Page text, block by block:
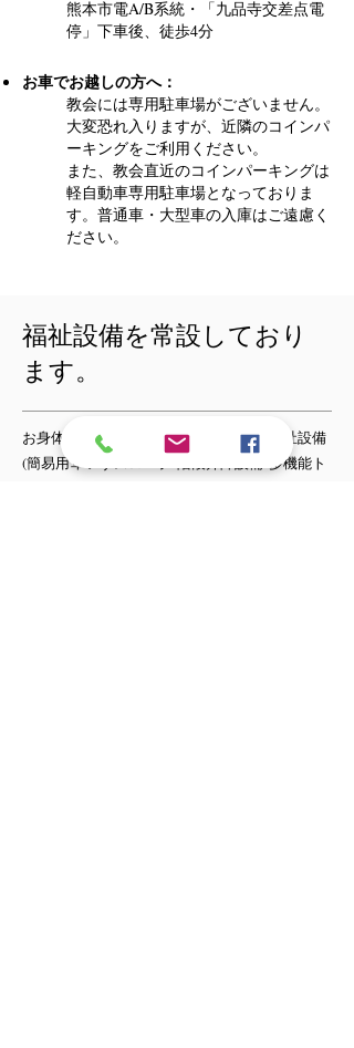
熊本市電A/B系統・「九品寺交差点電
停」下車後、徒歩4分
お車でお越しの方へ：
教会には専用駐車場がございません。
大変恐れ入りますが、近隣のコインパ
ーキングをご利用ください。
​また、教会直近のコインパーキングは
軽自動車専用駐車場となっておりま
す。普通車・大型車の入庫はご遠慮く
ださい。
​福祉設備を常設しており
ます。
お身体の不自由な方向け設備として、福祉設備
(簡易用車いすスロープ/階段昇降設備/多機能ト